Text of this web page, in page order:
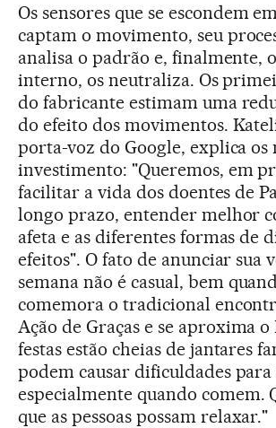
Os sensores que se escondem
captam o movimento, seu
analisa o padrão e, finalmente,
interno, os neutraliza. Os
do fabricante estimam uma
do efeito dos movimentos.
porta-voz do Google, explica os
investimento: "Queremos, em
facilitar a vida dos doentes de
longo prazo, entender melhor
afeta e as diferentes formas de
efeitos". O fato de anunciar sua
semana não é casual, bem
comemora o tradicional
Ação de Graças e se aproxima o
festas estão cheias de jantares
podem causar dificuldades
especialmente quando comem.
que as pessoas possam relaxar."